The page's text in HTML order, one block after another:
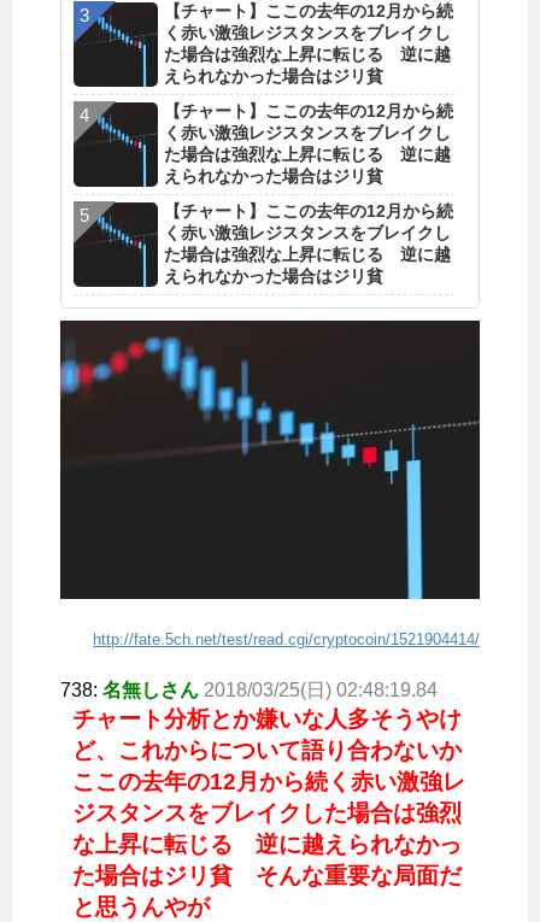
【チャート】ここの去年の12月から続
く赤い激強レジスタンスをブレイクし
た場合は強烈な上昇に転じる 逆に越
えられなかった場合はジリ貧
【チャート】ここの去年の12月から続
く赤い激強レジスタンスをブレイクし
た場合は強烈な上昇に転じる 逆に越
えられなかった場合はジリ貧
【チャート】ここの去年の12月から続
く赤い激強レジスタンスをブレイクし
た場合は強烈な上昇に転じる 逆に越
えられなかった場合はジリ貧
http://fate.5ch.net/test/read.cgi/cryptocoin/1521904414/
738: 名無しさん 2018/03/25(日) 02:48:19.84
チャート分析とか嫌いな人多そうやけ
ど、これからについて語り合わないか
ここの去年の12月から続く赤い激強レ
ジスタンスをブレイクした場合は強烈
な上昇に転じる 逆に越えられなかっ
た場合はジリ貧 そんな重要な局面だ
と思うんやが